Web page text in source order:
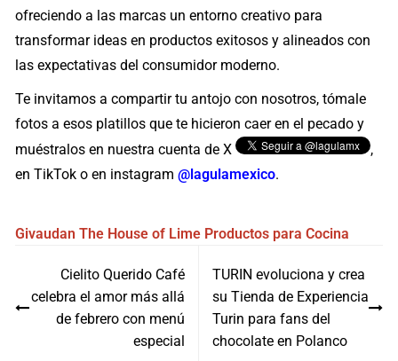
ofreciendo a las marcas un entorno creativo para
transformar ideas en productos exitosos y alineados con
las expectativas del consumidor moderno.
Te invitamos a compartir tu antojo con nosotros, tómale
fotos a esos platillos que te hicieron caer en el pecado y
muéstralos en nuestra cuenta de X
,
en TikTok o en instagram@lagulamexico.
Givaudan The House of Lime Productos para Cocina
entradas
Cielito Querido Café
celebra el amor más allá
de febrero con menú
especial
TURIN evoluciona y crea
su Tienda de Experiencia
Turin para fans del
chocolate en Polanco